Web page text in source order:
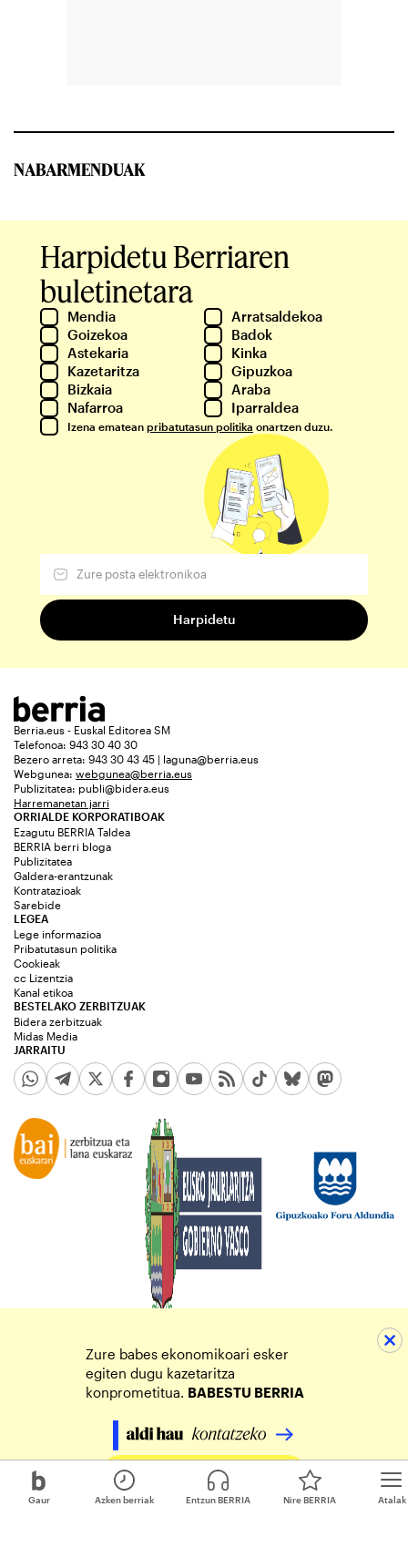
Gaur Atalak
Azken berriak Entzun BERRIA Nire BERRIA
NABARMENDUAK
Harpidetu Berriaren
buletinetara
Mendia
Arratsaldekoa
Goizekoa
Badok
Astekaria
Kinka
Kazetaritza
Gipuzkoa
Bizkaia
Araba
Nafarroa
Iparraldea
Izena ematean pribatutasun politika onartzen duzu.
Berria.eus - Euskal Editorea SM
Telefonoa: 943 30 40 30
Bezero arreta: 943 30 43 45 | laguna@berria.eus
Webgunea: webgunea@berria.eus
Publizitatea: publi@bidera.eus
Harremanetan jarri
ORRIALDE KORPORATIBOAK
Ezagutu BERRIA Taldea
BERRIA berri bloga
Publizitatea
Galdera-erantzunak
Kontratazioak
Sarebide
JARRAITU
LEGEA
Lege informazioa
Pribatutasun politika
Cookieak
cc Lizentzia
Kanal etikoa
BESTELAKO ZERBITZUAK
Bidera zerbitzuak
Midas Media
Zure babes ekonomikoari esker
egiten dugu kazetaritza
konprometitua. BABESTU BERRIA
Egin zure ekarpena